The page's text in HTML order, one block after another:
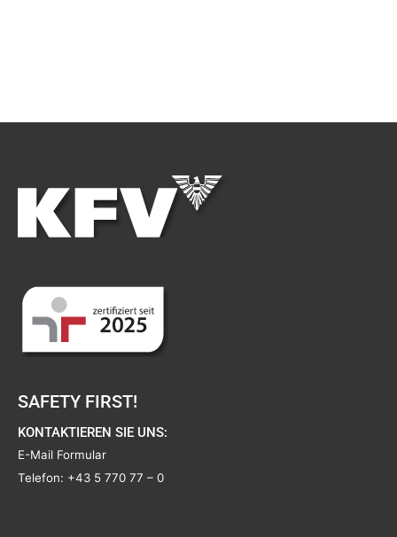
SAFETY FIRST!
KONTAKTIEREN SIE UNS:
E-Mail Formular
Telefon: +43 5 770 77 – 0